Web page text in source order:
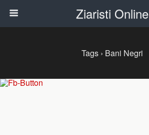
Ziaristi Online
Tags › Bani Negri